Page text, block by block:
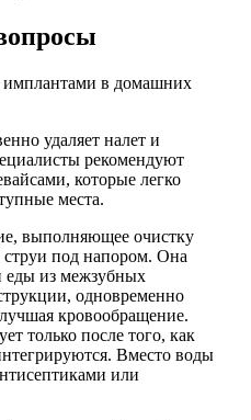
имплантами в домашних
удаляет налет и
рекомендуют
которые легко
места.
выполняющее очистку
под напором. Она
еды из межзубных
одновременно
кровообращение.
только после того, как
Вместо воды
или